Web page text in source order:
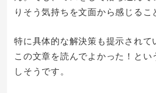
りそう気持ちを文面から感じるこ
特に具体的な解決策も提示されて
この文章を読んでよかった！と
しそうです。